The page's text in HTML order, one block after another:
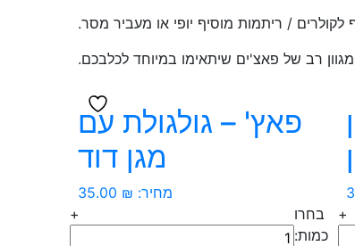
/ ריתמות מוסיף יופי או מעביר מסר.
מגוון רב של פאצ'ים שיתאימו במיוחד לכלבכם.
+
פאץ' – גולגולת עם
מגן דוד
מחיר: 35.00 ₪
בחרו
כמות:
+
כמות